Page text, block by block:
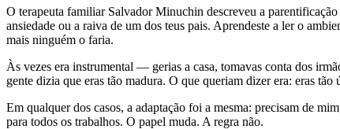
O terapeuta familiar Salvador Minuchin descreveu a
ansiedade ou a raiva de um dos teus pais. Aprendeste a ler o
mais ninguém o faria.
Às vezes era instrumental — gerias a casa, tomavas conta dos
gente dizia que eras tão madura. O que queriam dizer era: eras tão
Em qualquer dos casos, a adaptação foi a mesma: precisam de
para todos os trabalhos. O papel muda. A regra não.